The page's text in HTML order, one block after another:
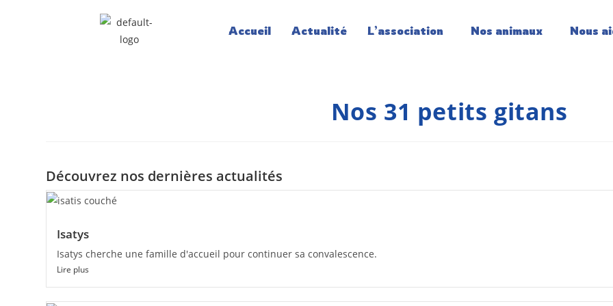
Accueil Actualité L’association Nos animaux Nous
Nos 31 petits gitans
Découvrez nos dernières actualités
Isatys
Isatys cherche une famille d'accueil pour continuer sa convalescence.
Lire plus